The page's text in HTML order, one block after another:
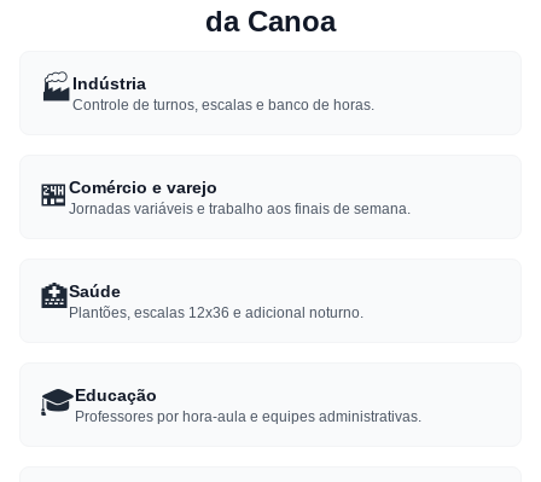
da Canoa
🏭Indústria
Controle de turnos, escalas e banco de horas.
🏪Comércio e varejo
Jornadas variáveis e trabalho aos finais de semana.
🏥Saúde
Plantões, escalas 12x36 e adicional noturno.
🎓Educação
Professores por hora-aula e equipes administrativas.